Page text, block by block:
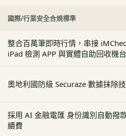
國際/行業安全合規標準
整合百萬筆即時行情，串接
iPad 檢測 APP 與實體自助回收機台
奧地利國防級 Securaze 數據抹除
採用 AI 金融電匯 身份識別自動撥
續費